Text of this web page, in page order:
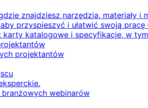
znajdziesz narzędzia, materiały
przyspieszyć i ułatwić swoją
katalogowe i specyfikacje, w
projektantów
webinarów